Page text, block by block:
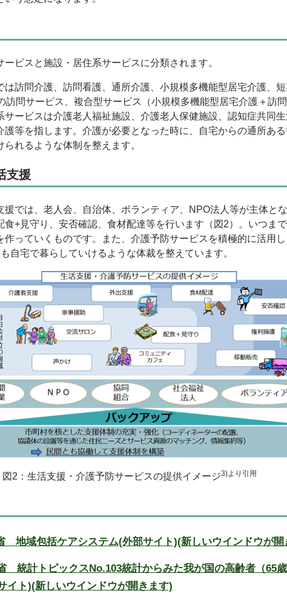
ビスと施設・居住系サービスに分類されます。
訪問介護、訪問看護、通所介護、小規模多機能型居宅介護、
訪問サービス、複合型サービス（小規模多機能型居宅介護＋訪
サービスは介護老人福祉施設、介護老人保健施設、認知症共同
護等を指します。介護が必要となった時に、自宅からの通所あ
られるような体制を整えます。
支援
では、老人会、自治体、ボランティア、 NPO法人等が主体と
食+見守り、安否確認、食材配達等を行います（図2）。いつま
作っていくものです。また、介護予防サービスを積極的に活用
自宅で暮らしていけるような体裁を整えています。
図2：生活支援・介護予防サービスの提供イメージ3)より引用
地域包括ケアシステム(外部サイト)(新しいウインドウが開
統計トピックスNo.103統計からみた我が国の高齢者（65歳
イト)(新しいウインドウが開きます)